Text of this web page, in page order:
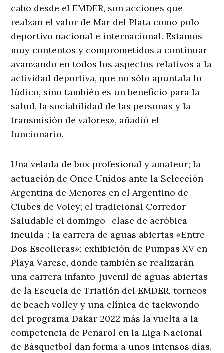
cabo desde el EMDER, son acciones que
realzan el valor de Mar del Plata como polo
deportivo nacional e internacional. Estamos
muy contentos y comprometidos a continuar
avanzando en todos los aspectos relativos a la
actividad deportiva, que no sólo apuntala lo
lúdico, sino también es un beneficio para la
salud, la sociabilidad de las personas y la
transmisión de valores», añadió el
funcionario.
Una velada de box profesional y amateur; la
actuación de Once Unidos ante la Selección
Argentina de Menores en el Argentino de
Clubes de Voley; el tradicional Corredor
Saludable el domingo -clase de aeróbica
incuida-; la carrera de aguas abiertas «Entre
Dos Escolleras»; exhibición de Pumpas XV en
Playa Varese, donde también se realizarán
una carrera infanto-juvenil de aguas abiertas
de la Escuela de Triatlón del EMDER, torneos
de beach volley y una clínica de taekwondo
del programa Dakar 2022 más la vuelta a la
competencia de Peñarol en la Liga Nacional
de Básquetbol dan forma a unos intensos días.